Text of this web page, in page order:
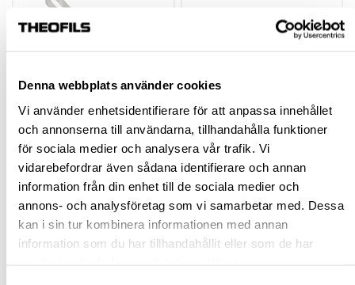
Denna webbplats använder cookies
Vi använder enhetsidentifierare för att anpassa innehållet
och annonserna till användarna, tillhandahålla funktioner
för sociala medier och analysera vår trafik. Vi
vidarebefordrar även sådana identifierare och annan
information från din enhet till de sociala medier och
annons- och analysföretag som vi samarbetar med. Dessa
kan i sin tur kombinera informationen med annan
information som du har tillhandahållit eller som de har
SMYGVINKEL SMV
20CM
700439
463,75 kr inkl. moms
STÄLLBAR VINKEL
QUATTRO 25CM
700432
491,25 kr inkl. moms